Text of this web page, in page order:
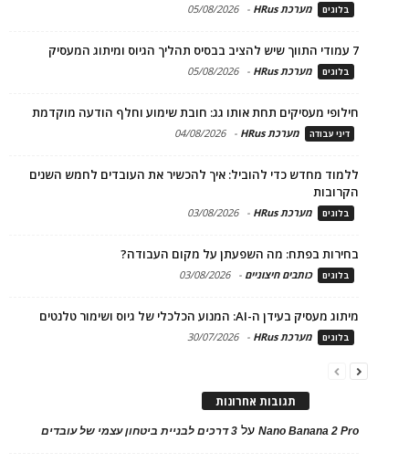
בלוגים מערכת HRus -
05/08/2026
7 עמודי התווך שיש להציב בבסיס תהליך הגיוס ומיתוג המעסיק
בלוגים מערכת HRus -
05/08/2026
חילופי מעסיקים תחת אותו גג: חובת שימוע וחלף הודעה מוקדמת
דיני עבודה מערכת HRus -
04/08/2026
ללמוד מחדש כדי להוביל: איך להכשיר את העובדים לחמש השנים
הקרובות
בלוגים מערכת HRus -
03/08/2026
בחירות בפתח: מה השפעתן על מקום העבודה?
בלוגים כותבים חיצוניים -
03/08/2026
מיתוג מעסיק בעידן ה-AI: המנוע הכלכלי של גיוס ושימור טלנטים
בלוגים מערכת HRus -
30/07/2026
תגובות אחרונות
Nano Banana 2 Proעל 3 דרכים לבניית ביטחון עצמי של עובדים